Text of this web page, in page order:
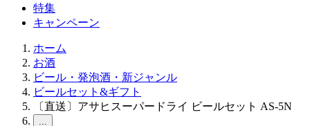
特集
キャンペーン
ホーム
お酒
ビール・発泡酒・新ジャンル
ビールセット&ギフト
〔直送〕アサヒスーパードライ ビールセット AS-5N
...